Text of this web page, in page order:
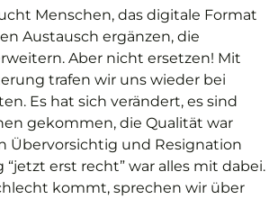
Menschen, das digitale Format
Austausch ergänzen, die
Aber nicht ersetzen! Mit
trafen wir uns wieder bei
Es hat sich verändert, es sind
gekommen, die Qualität war
Übervorsichtig und Resignation
erst recht” war alles mit dabei.
kommt, sprechen wir über